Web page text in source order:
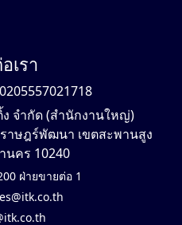
เรา
จำกัด (สำนักงานใหญ่)
าษฎร์พัฒนา เขตสะพานสูง
นคร 10240
ฝ่ายขายต่อ 1